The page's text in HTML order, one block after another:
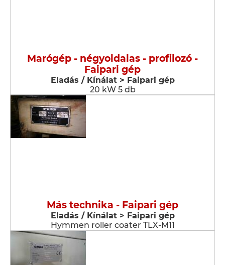
Marógép - négyoldalas - profilozó -
Faipari gép
Eladás / Kínálat > Faipari gép
20 kW 5 db
Más technika - Faipari gép
Eladás / Kínálat > Faipari gép
Hymmen roller coater TLX-M11